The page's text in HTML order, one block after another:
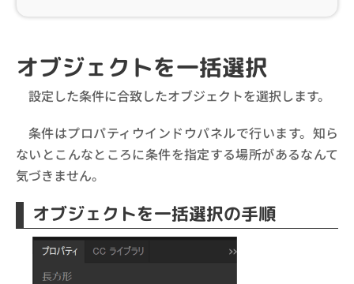
オブジェクトを一括選択
設定した条件に合致したオブジェクトを選択します。
条件はプロパティウインドウパネルで行います。知ら
ないとこんなところに条件を指定する場所があるなんて
気づきません。
オブジェクトを一括選択の手順